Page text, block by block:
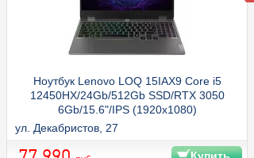
Ноутбук Lenovo LOQ 15IAX9 Core i5
12450HX/24Gb/512Gb SSD/RTX 3050
6Gb/15.6"/IPS (1920x1080)
144Hz/WiFi/BT/DOS/Luna Grey
ул. Декабристов, 27